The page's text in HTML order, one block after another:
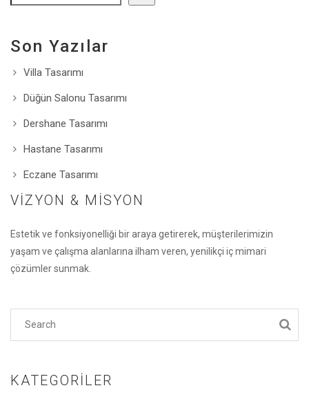
Son Yazılar
Villa Tasarımı
Düğün Salonu Tasarımı
Dershane Tasarımı
Hastane Tasarımı
Eczane Tasarımı
VIZYON & MISYON
Estetik ve fonksiyonelliği bir araya getirerek, müşterilerimizin
yaşam ve çalışma alanlarına ilham veren, yenilikçi iç mimari
çözümler sunmak.
KATEGORILER